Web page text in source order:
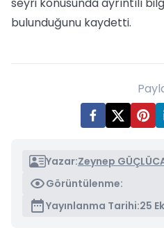
bulunduğunu kaydetti.
Yazar:Zeynep
Görüntülenme:
Yayınlanma Tarihi:25